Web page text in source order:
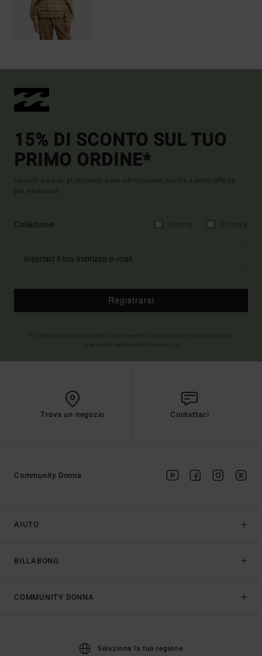
15% DI SCONTO SUL TUO
PRIMO ORDINE*
Iscriviti e sarai al corrente delle ultimissime novità e delle offerte
più esclusive.
Collezione
Registrarsi
Trova un negozio Contattaci
AIUTO
BILLABONG
Community Donna
COMMUNITY DONNA
Seleziona la tua regione